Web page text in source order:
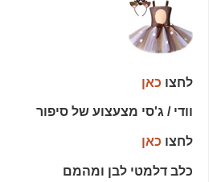
לחצו כאן
וודי / ג'סי מצעצוע של סיפור
לחצו כאן
כלב דלמטי לבן ומהמם